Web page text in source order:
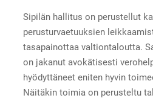
Sipilän hallitus on perustellut
perusturvaetuuksien
tasapainottaa valtiontaloutta.
on jakanut avokätisesti
hyödyttäneet eniten hyvin
Näitäkin toimia on perusteltu